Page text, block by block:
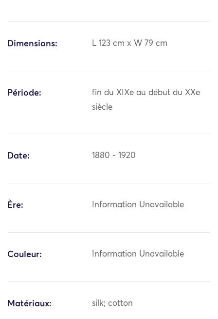
Dimensions: L 123 cm x W 79 cm
Période:
fin du XIXe au début du XXe
siècle
Date: 1880 - 1920
Ère: Information Unavailable
Couleur: Information Unavailable
Matériaux: silk; cotton